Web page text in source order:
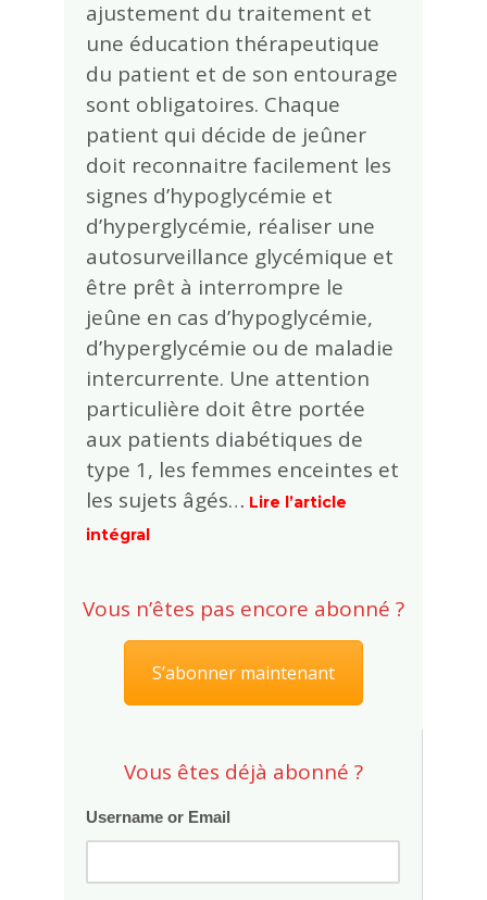
ajustement du traitement et
une éducation thérapeutique
du patient et de son entourage
sont obligatoires. Chaque
patient qui décide de jeûner
doit reconnaitre facilement les
signes d’hypoglycémie et
d’hyperglycémie, réaliser une
autosurveillance glycémique et
être prêt à interrompre le
jeûne en cas d’hypoglycémie,
d’hyperglycémie ou de maladie
intercurrente. Une attention
particulière doit être portée
aux patients diabétiques de
type 1, les femmes enceintes et
les sujets âgés… Lire l’article
intégral
Vous n’êtes pas encore abonné ?
S’abonner maintenant
Vous êtes déjà abonné ?
Username or Email